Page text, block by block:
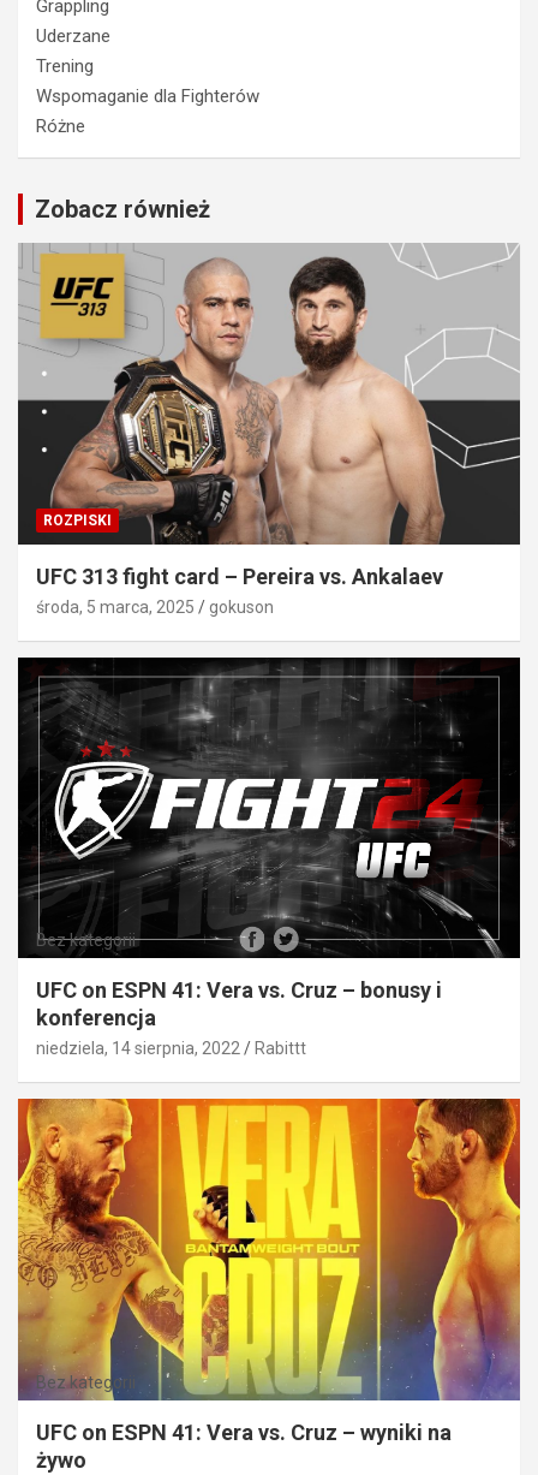
Grappling
Uderzane
Trening
Wspomaganie dla Fighterów
Różne
Zobacz również
ROZPISKI
UFC 313 fight card – Pereira vs. Ankalaev
środa, 5 marca, 2025 gokuson
Bez kategorii
UFC on ESPN 41: Vera vs. Cruz – bonusy i
konferencja
niedziela, 14 sierpnia, 2022 Rabittt
Bez kategorii
UFC on ESPN 41: Vera vs. Cruz – wyniki na
żywo